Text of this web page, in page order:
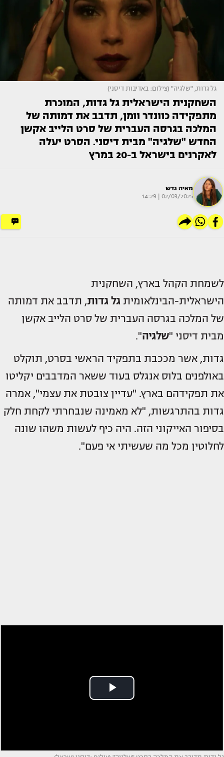
גל גדות, "שלגיה" (צילום: באדיבות דיסני)
השחקנית הישראלית גל גדות, המוכרת
מתפקידה כוונדר וומן, תדבב את דמותה של
המלכה בגרסה העברית של סרט הלייב אקשן
החדש "שלגיה" מבית דיסני. הסרט יעלה
לאקרנים בישראל ב-20 במרץ
מאיה גדש
02/03/2025 | 14:29
לשמחת הקהל בארץ, השחקנית
הישראלית-הבינלאומית גל גדות, תדבב את דמותה
של המלכה בגרסה העברית של סרט הלייב אקשן
מבית דיסני "שלגיה".
גדות, אשר מככבת בתפקיד הראשי בסרט, תוקלט
באולפנים בלוס אנגלס בעוד ששאר המדבבים יקליטו
את תפקידהם בארץ. "עדיין צובטת את עצמי", אמרה
גדות בהתרגשות, "לא מאמינה שנבחרתי לקחת חלק
בסיפור האייקוני הזה. היה כיף לעשות משהו שונה
לחלוטין מכל מה שעשיתי אי פעם".